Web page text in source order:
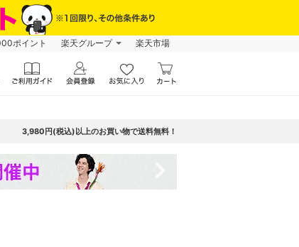
ポイント 楽天グループ 楽天市場
3,980円(税込)以上のお買い物で送料無料！